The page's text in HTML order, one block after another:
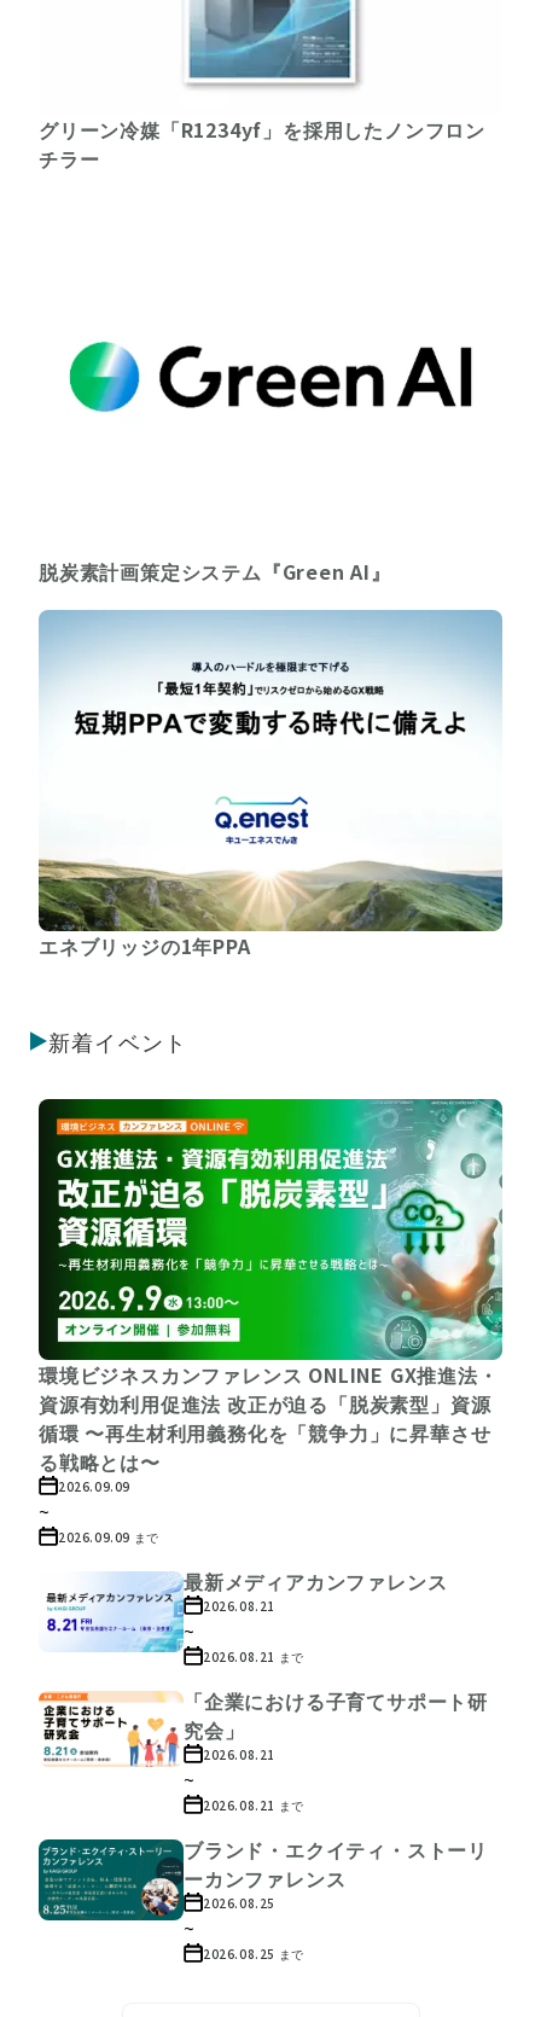
グリーン冷媒「R1234yf」を採用したノンフロン
チラー
脱炭素計画策定システム『Green AI』
エネブリッジの1年PPA
新着イベント
環境ビジネスカンファレンス ONLINE GX推進法・
資源有効利用促進法 改正が迫る「脱炭素型」資源
循環 〜再生材利用義務化を「競争力」に昇華させ
る戦略とは〜
2026.09.09
~
2026.09.09 まで
最新メディアカンファレンス
2026.08.21
~
2026.08.21 まで
「企業における子育てサポート研
究会」
2026.08.21
~
2026.08.21 まで
ブランド・エクイティ・ストーリ
ーカンファレンス
2026.08.25
~
2026.08.25 まで